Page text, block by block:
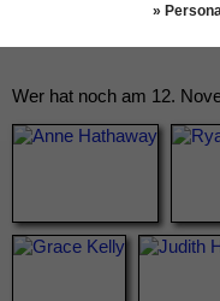
Wer hat noch am 12.
»